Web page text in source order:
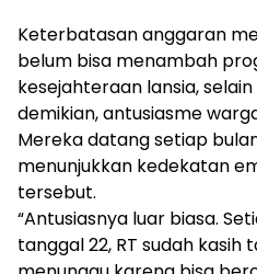
Keterbatasan anggaran
belum bisa menambah
kesejahteraan lansia,
demikian, antusiasme
Mereka datang setiap
menunjukkan kedekatan
tersebut.
“Antusiasnya luar biasa.
tanggal 22, RT sudah kasih